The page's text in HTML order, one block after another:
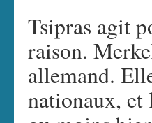
Tsipras agit
raison.
allemand.
nationaux, et